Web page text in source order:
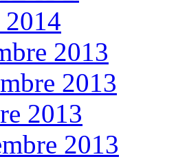
2014
2013
2013
2013
2013